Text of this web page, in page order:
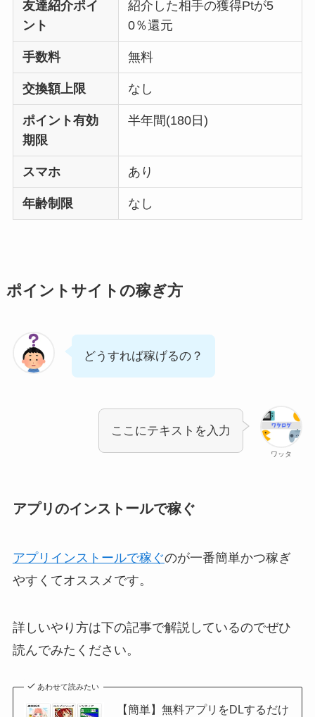
友達紹介ポイ
ント
紹介した相手の獲得Ptが5
0％還元
手数料 無料
交換額上限 なし
ポイント有効
期限
半年間(180日)
スマホ あり
年齢制限 なし
ポイントサイトの稼ぎ方
どうすれば稼げるの？
ワッタ
ここにテキストを入力
アプリのインストールで稼ぐ
アプリインストールで稼ぐのが一番簡単かつ稼ぎ
やすくてオススメです。
詳しいやり方は下の記事で解説しているのでぜひ
読んでみたください。
あわせて読みたい
【簡単】無料アプリをDLするだけ